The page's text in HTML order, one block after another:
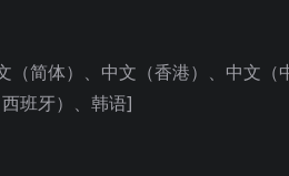
（简体）、中文（香港）、中文
班牙）、韩语]